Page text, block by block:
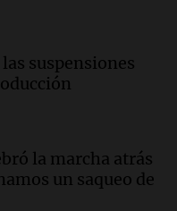
UBA celebró la
de Tierras:
recursos”
el Estudio
y adelantó su
Rosario.
suspensiones
la marcha atrás
un saqueo de